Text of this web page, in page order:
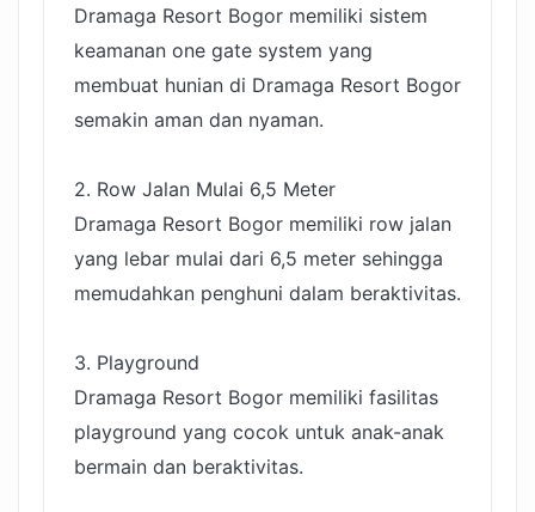
Dramaga Resort Bogor memiliki sistem
keamanan one gate system yang
membuat hunian di Dramaga Resort Bogor
semakin aman dan nyaman.
2. Row Jalan Mulai 6,5 Meter
Dramaga Resort Bogor memiliki row jalan
yang lebar mulai dari 6,5 meter sehingga
memudahkan penghuni dalam beraktivitas.
3. Playground
Dramaga Resort Bogor memiliki fasilitas
playground yang cocok untuk anak-anak
bermain dan beraktivitas.